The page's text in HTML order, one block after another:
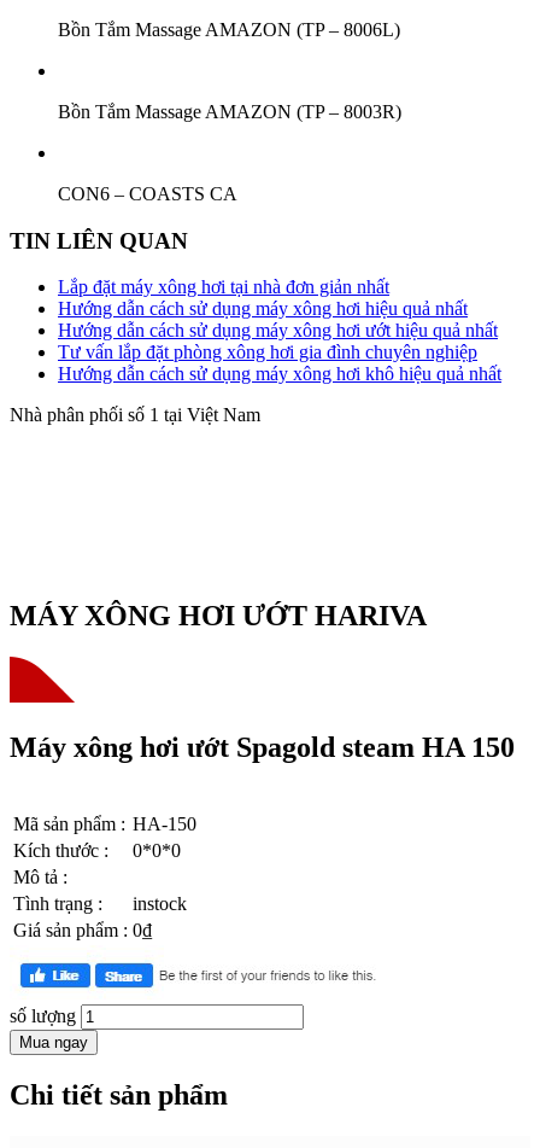
Bồn Tắm Massage AMAZON (TP – 8006L)
Bồn Tắm Massage AMAZON (TP – 8003R)
CON6 – COASTS CA
TIN LIÊN QUAN
Lắp đặt máy xông hơi tại nhà đơn giản nhất
Hướng dẫn cách sử dụng máy xông hơi hiệu quả nhất
Hướng dẫn cách sử dụng máy xông hơi ướt hiệu quả nhất
Tư vấn lắp đặt phòng xông hơi gia đình chuyên nghiệp
Hướng dẫn cách sử dụng máy xông hơi khô hiệu quả nhất
Nhà phân phối số 1 tại Việt Nam
MÁY XÔNG HƠI ƯỚT HARIVA
Máy xông hơi ướt Spagold steam HA 150
Mã sản phẩm : HA-150
Kích thước :
0*0*0
Mô tả :
Tình trạng :
instock
Giá sản phẩm : 0₫
số lượng
Mua ngay
Chi tiết sản phẩm